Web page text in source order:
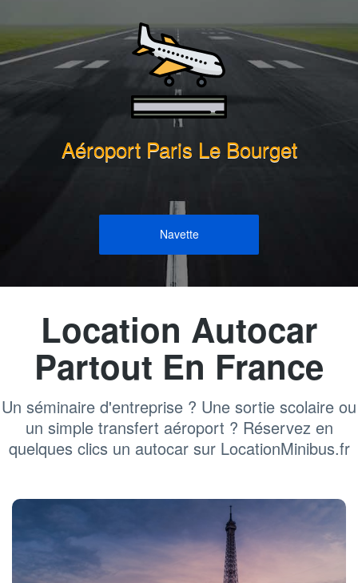
Aéroport Paris Le Bourget
Navette
Location Autocar
Partout En France
Un séminaire d'entreprise ? Une sortie scolaire ou
un simple transfert aéroport ? Réservez en
quelques clics un autocar sur LocationMinibus.fr